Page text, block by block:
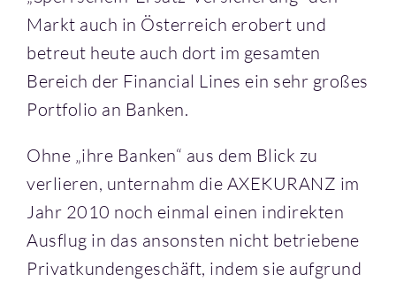
Markt auch in Österreich erobert und
betreut heute auch dort im gesamten
Bereich der Financial Lines ein sehr großes
Portfolio an Banken.
Ohne „ihre Banken“ aus dem Blick zu
verlieren, unternahm die AXEKURANZ im
Jahr 2010 noch einmal einen indirekten
Ausflug in das ansonsten nicht betriebene
Privatkundengeschäft, indem sie aufgrund